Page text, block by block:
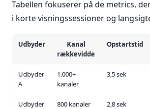
Tabellen fokuserer på de metrics,
i korte visningssessioner og
Udbyder
Kanal
rækkevidde
Opstartstid
Udbyder
A
1.000+
kanaler
3,5 sek
Udbyder
800 kanaler 2,8 sek